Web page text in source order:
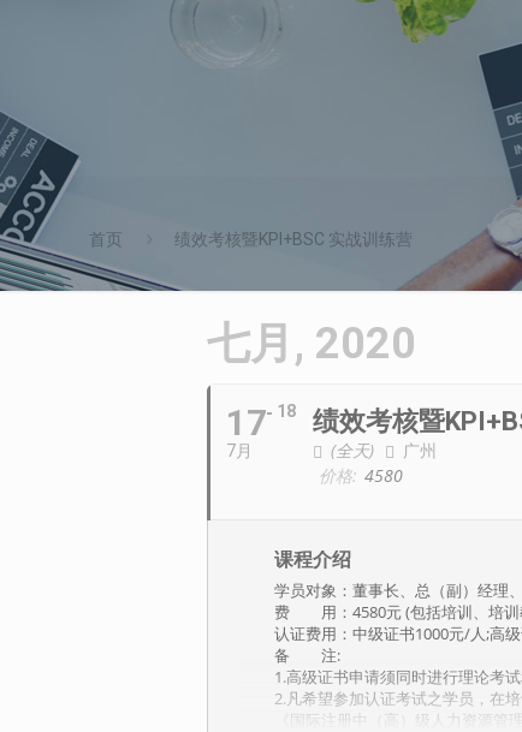
首页 绩效考核暨KPI+BSC 实战训练营
七月, 2020
17
7月
18 绩效考核暨
(全天)
广州
价格: 4580
课程介绍
学员对象：董事长、总（副）经理
费 用：4580元 (包括培训、培训
认证费用：中级证书1000元/人;高
备 注:
1.高级证书申请须同时进行理论考
2.凡希望参加认证考试之学员，在
《国际注册中（高）级人力资源管